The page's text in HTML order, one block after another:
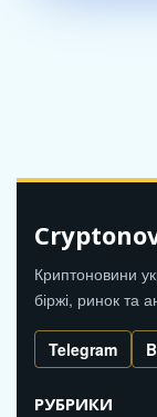
Криптоновини
біржі, ринок та
Telegram
РУБРИКИ